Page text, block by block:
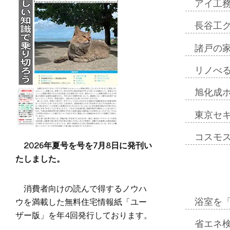
アイ工
長谷工
諸戸の
リノべ
旭化成
東京セ
コスモ
浴室を
省エネ
2026年夏号を号を7月8日に発刊い
たしました。
消費者向けの読んで得するノウハ
ウを満載した無料住宅情報紙「ユー
ザー版」を年4回発行しております。